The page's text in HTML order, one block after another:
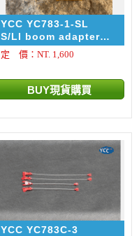
YCC YC783-1-SL
S/LI boom adapter
2m for LG1550 RAL
1007 轉接頭
定 價：NT. 1,600
YCC YC783C-3